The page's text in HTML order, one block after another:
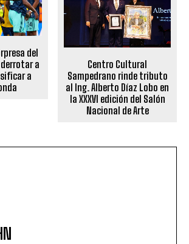
del
a
a
Centro Cultural
Sampedrano rinde tributo
al Ing. Alberto Díaz Lobo en
la XXXVI edición del Salón
Nacional de Arte